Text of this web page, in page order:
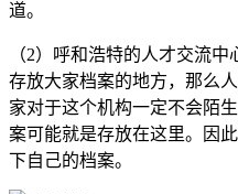
道。
（2）呼和浩特的人才交流
存放大家档案的地方，那么
家对于这个机构一定不会陌
案可能就是存放在这里。因
下自己的档案。